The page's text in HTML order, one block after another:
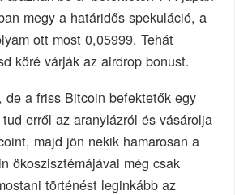
megy a határidős spekuláció, a
ott most 0,05999. Tehát
köré várják az airdrop bonust.
de a friss Bitcoin befektetők egy
erről az aranylázról és vásárolja
majd jön nekik hamarosan a
ökoszisztémájával még csak
történést leginkább az